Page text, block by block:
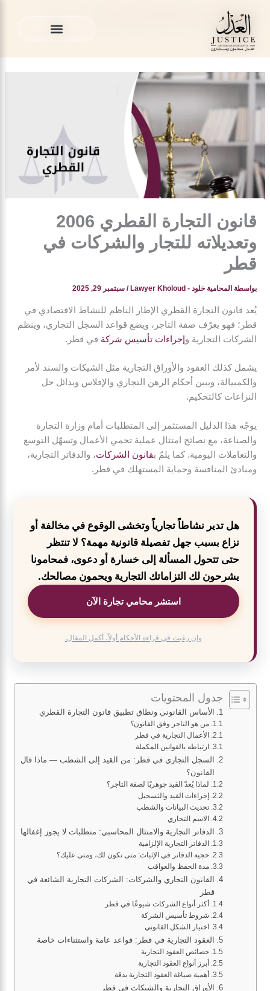
المحتوى
المدونة القانونية
القطري 2006 وتعديلاته للتجار والشركات في قطر
قانون التجارة القطري 2006
وتعديلاته للتجار والشركات في
قطر
بواسطة المحامية خلود - Lawyer Kholoud /سبتمبر 29, 2025
يُعد قانون التجارة القطري الإطار الناظم للنشاط الاقتصادي في
قطر؛ فهو يعرّف صفة التاجر، ويضع قواعد السجل التجاري، وينظم
الشركات التجارية و إجراءات تأسيس شركة في قطر.
يشمل كذلك العقود والأوراق التجارية مثل الشيكات والسند لأمر
والكمبيالة، ويبين أحكام الرهن التجاري والإفلاس وبدائل حل
النزاعات كالتحكيم.
يوجّه هذا الدليل المستثمر إلى المتطلبات أمام وزارة التجارة
والصناعة، مع نصائح امتثال عملية تحمي الأعمال وتسهّل التوسع
والتعاملات اليومية. كما يلمّ بقانون الشركات، والدفاتر التجارية،
ومبادئ المنافسة وحماية المستهلك في قطر.
هل تدير نشاطاً تجارياً وتخشى الوقوع في مخالفة أو
نزاع بسبب جهل تفصيلة قانونية مهمة؟ لا تنتظر
حتى تتحول المسألة إلى خسارة أو دعوى، فمحامونا
يشرحون لك التزاماتك التجارية ويحمون مصالحك.
استشر محامي تجارة الآن
وإن رغبت في قراءة الأحكام أولاً، أكمل المقال.
جدول المحتويات
الأساس القانوني ونطاق تطبيق قانون التجارة القطري
من هو التاجر وفق القانون؟
الأعمال التجارية في قطر
ارتباطه بالقوانين المكملة
السجل التجاري في قطر: من القيد إلى الشطب — ماذا قال
القانون؟
لماذا يُعدّ القيد جوهريًا لصفة التاجر؟
إجراءات القيد والتسجيل
تحديث البيانات والشطب
الاسم التجاري
الدفاتر التجارية والامتثال المحاسبي: متطلبات لا يجوز إغفالها
الدفاتر التجارية الإلزامية
حجية الدفاتر في الإثبات: متى تكون لك، ومتى عليك؟
مدة الحفظ والعواقب
القانون التجاري والشركات: الشركات التجارية الشائعة في
قطر
أكثر أنواع الشركات شيوعًا في قطر
شروط تأسيس الشركة
اختيار الشكل القانوني
العقود التجارية في قطر: قواعد عامة واستثناءات خاصة
خصائص العقود التجارية
أبرز أنواع العقود التجارية
أهمية صياغة العقود التجارية بدقة
الأوراق التجارية والشيكات في قطر